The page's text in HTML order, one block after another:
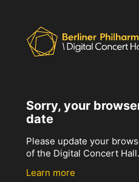
Sorry, your
date
Please update your
of the Digital Concert Hall.
Learn more